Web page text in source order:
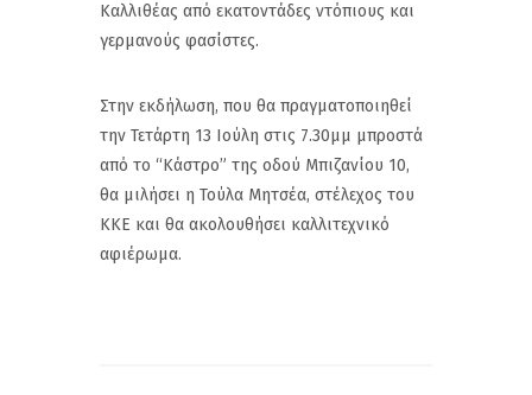
Καλλιθέας από εκατοντάδες ντόπιους και
γερμανούς φασίστες.
Στην εκδήλωση, που θα πραγματοποιηθεί
την Τετάρτη 13 Ιούλη στις 7.30μμ μπροστά
από το “Κάστρο” της οδού Μπιζανίου 10,
θα μιλήσει η Τούλα Μητσέα, στέλεχος του
ΚΚΕ και θα ακολουθήσει καλλιτεχνικό
αφιέρωμα.